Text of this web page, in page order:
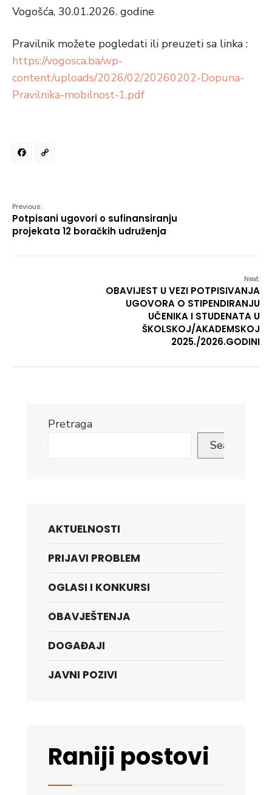
Vogošća, 30.01.2026. godine
Pravilnik možete pogledati ili preuzeti sa linka :
https://vogosca.ba/wp-
content/uploads/2026/02/20260202-Dopuna-
Pravilnika-mobilnost-1.pdf
Facebook
Previous:
Potpisani ugovori o sufinansiranju
projekata 12 boračkih udruženja
Next:
OBAVIJEST U VEZI POTPISIVANJA
UGOVORA O STIPENDIRANJU
UČENIKA I STUDENATA U
ŠKOLSKOJ/AKADEMSKOJ
2025./2026.GODINI
Pretraga
Search
AKTUELNOSTI
PRIJAVI PROBLEM
OGLASI I KONKURSI
OBAVJEŠTENJA
DOGAĐAJI
JAVNI POZIVI
Raniji postovi